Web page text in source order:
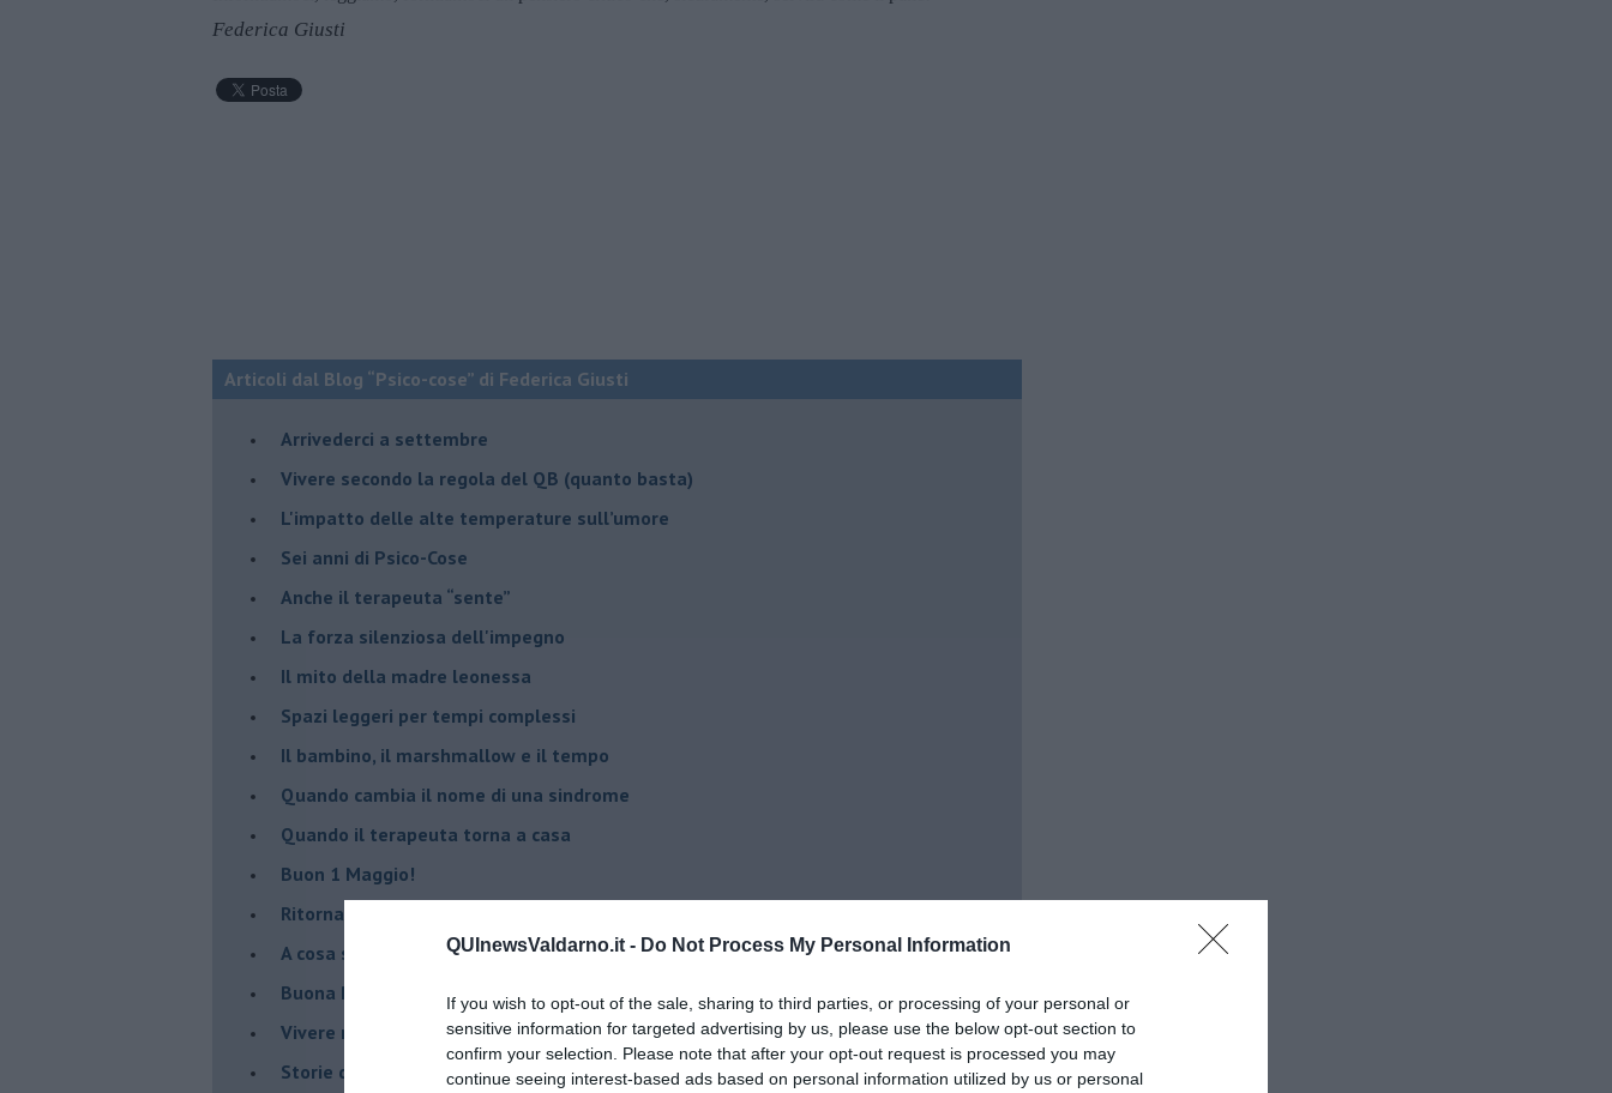
QUInewsValdarno.it - Do Not Process My Personal Information
If you wish to opt-out of the sale, sharing to third parties, or processing of your personal or
sensitive information for targeted advertising by us, please use the below opt-out section to
confirm your selection. Please note that after your opt-out request is processed you may
continue seeing interest-based ads based on personal information utilized by us or personal
Federica Giusti
Articoli dal Blog “Psico-cose” di Federica Giusti
​Arrivederci a settembre
​Vivere secondo la regola del QB (quanto basta)
​L'impatto delle alte temperature sull’umore
Sei anni di Psico-Cose
​Anche il terapeuta “sente”
​La forza silenziosa dell'impegno
​Il mito della madre leonessa
Spazi leggeri per tempi complessi
Il bambino, il marshmallow e il tempo
​Quando cambia il nome di una sindrome
​Quando il terapeuta torna a casa
​Buon 1 Maggio!
Ritornare indietro di vent’anni
​A cosa serve davvero la psicoterapia
​Buona Pasqua e … buona rinascita!
​Vivere nell’incertezza
​Storie di rinascita: i Take That